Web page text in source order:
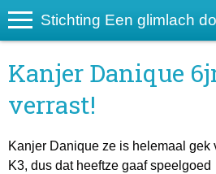
Stichting Een glimlach
Kanjer Danique
verrast!
Kanjer Danique ze is helemaal gek
K3, dus dat heeftze gaaf speelgoed